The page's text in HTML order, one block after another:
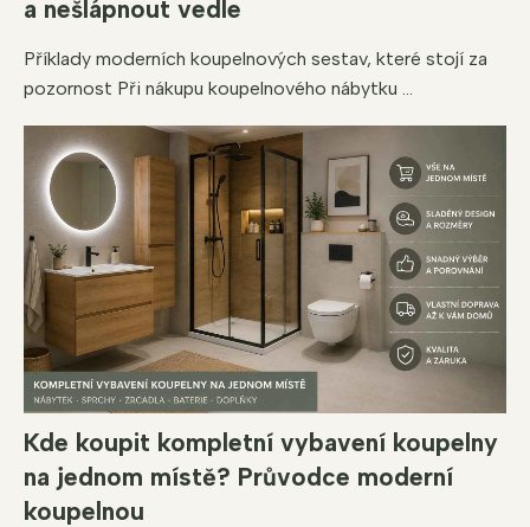
a nešlápnout vedle
Příklady moderních koupelnových sestav, které stojí za
pozornost Při nákupu koupelnového nábytku ...
Kde koupit kompletní vybavení koupelny
na jednom místě? Průvodce moderní
koupelnou